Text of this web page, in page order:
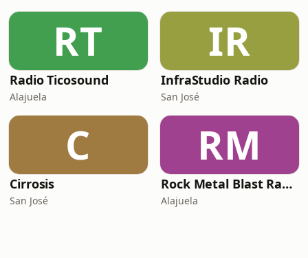
RT
Radio Ticosound
Alajuela
IR
InfraStudio Radio
San José
C
Cirrosis
San José
RM
Rock Metal Blast Radio
Alajuela